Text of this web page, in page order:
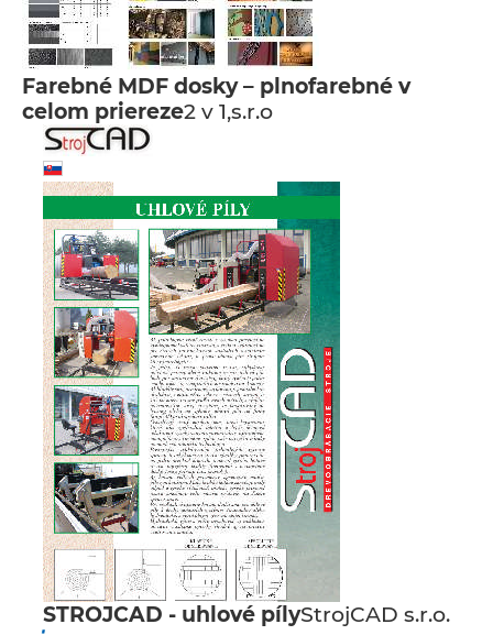
Farebné MDF dosky – plnofarebné v
celom priereze2 v 1,s.r.o
STROJCAD - uhlové pílyStrojCAD s.r.o.